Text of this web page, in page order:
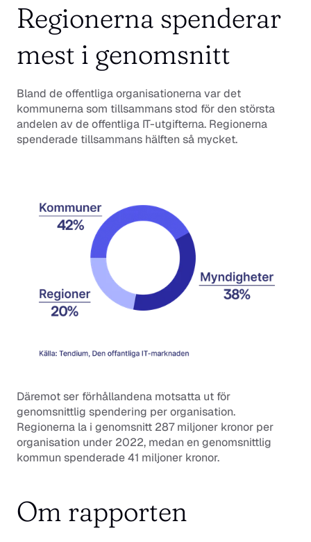
Regionerna spenderar
mest i genomsnitt
Bland de offentliga organisationerna var det
kommunerna som tillsammans stod för den största
andelen av de offentliga IT-utgifterna. Regionerna
spenderade tillsammans hälften så mycket.
Däremot ser förhållandena motsatta ut för
genomsnittlig spendering per organisation.
Regionerna la i genomsnitt 287 miljoner kronor per
organisation under 2022, medan en genomsnittlig
kommun spenderade 41 miljoner kronor.
Om rapporten